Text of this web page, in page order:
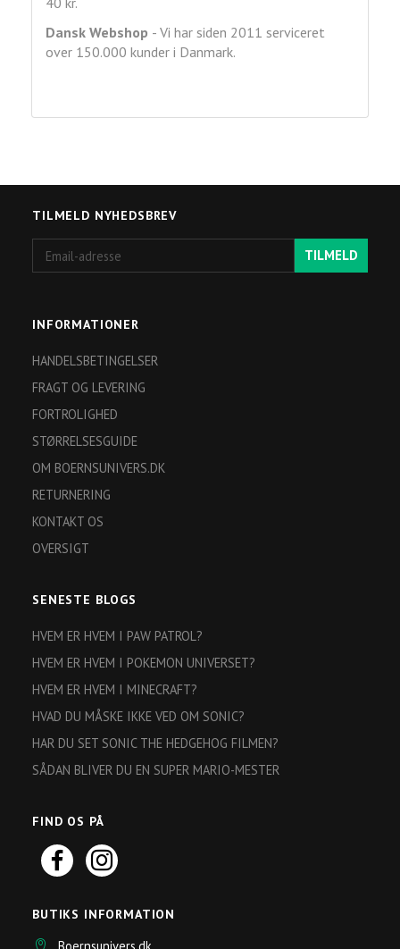
Dansk Webshop - Vi har siden 2011 serviceret
over 150.000 kunder i Danmark.
TILMELD NYHEDSBREV
adresse
TILMELD
INFORMATIONER
HANDELSBETINGELSER
FRAGT OG LEVERING
FORTROLIGHED
STØRRELSESGUIDE
OM BOERNSUNIVERS.DK
RETURNERING
KONTAKT OS
OVERSIGT
SENESTE BLOGS
HVEM ER HVEM I PAW PATROL?
HVEM ER HVEM I POKEMON UNIVERSET?
HVEM ER HVEM I MINECRAFT?
HVAD DU MÅSKE IKKE VED OM SONIC?
HAR DU SET SONIC THE HEDGEHOG FILMEN?
SÅDAN BLIVER DU EN SUPER MARIO-MESTER
FIND OS PÅ
BUTIKS INFORMATION